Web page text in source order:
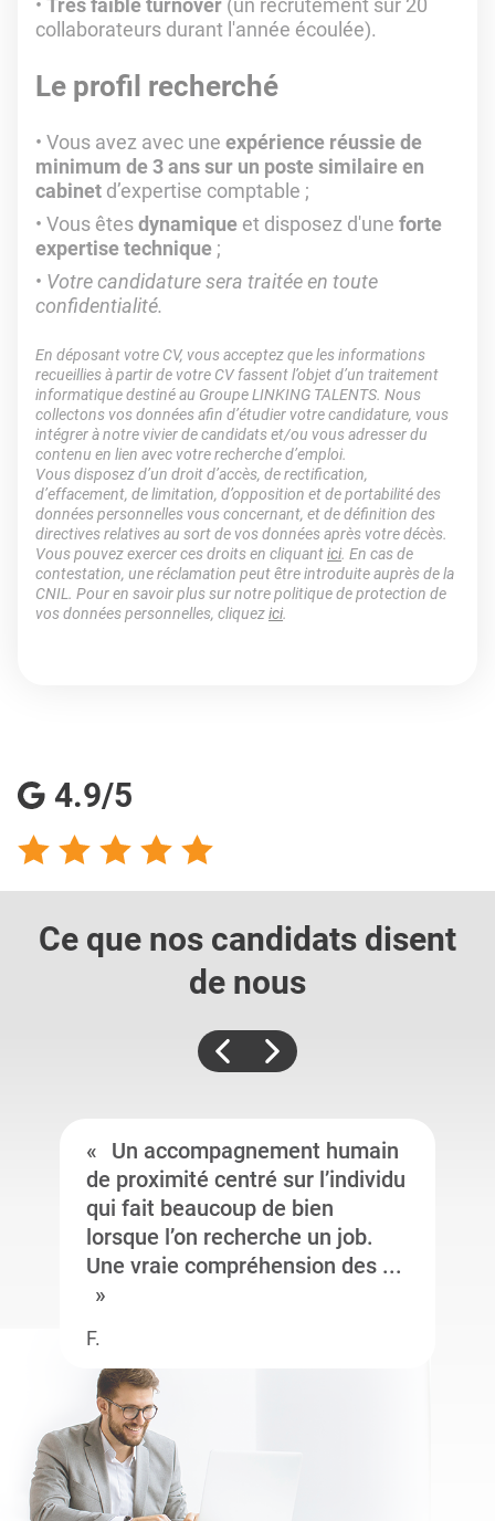
Très faible turnover (un recrutement sur 20
collaborateurs durant l'année écoulée).
Le profil recherché
Vous avez avec une expérience réussie de
minimum de 3 ans sur un poste similaire en
cabinet d’expertise comptable ;
Vous êtesdynamique et disposez d'une forte
expertise technique ;
Votre candidature sera traitée en toute
confidentialité.
En déposant votre CV, vous acceptez que les informations
recueillies à partir de votre CV fassent l’objet d’un traitement
informatique destiné au Groupe LINKING TALENTS. Nous
collectons vos données afin d’étudier votre candidature, vous
intégrer à notre vivier de candidats et/ou vous adresser du
contenu en lien avec votre recherche d’emploi.
Vous disposez d’un droit d’accès, de rectification,
d’effacement, de limitation, d’opposition et de portabilité des
données personnelles vous concernant, et de définition des
directives relatives au sort de vos données après votre décès.
Vous pouvez exercer ces droits en cliquantici. En cas de
contestation, une réclamation peut être introduite auprès de la
CNIL. Pour en savoir plus sur notre politique de protection de
vos données personnelles, cliquezici.
4.9/5
Ce que nos candidats disent
de nous
Un accompagnement humain
de proximité centré sur l’individu
qui fait beaucoup de bien
lorsque l’on recherche un job.
Une vraie compréhension des ...
F.